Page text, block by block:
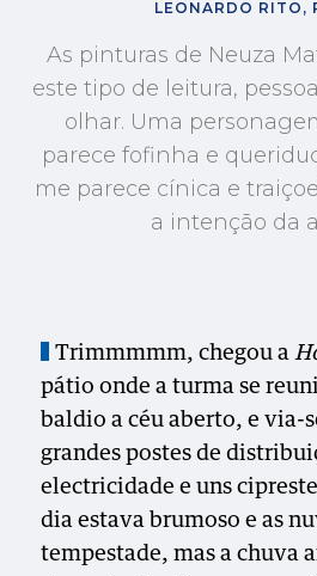
LEONARDO RITO,
As pinturas de Neuza
este tipo de leitura,
olhar. Uma
parece fofinha e
me parece cínica e
a intenção da
Trimmmmm, chegou a
pátio onde a turma se
baldio a céu aberto, e via-
grandes postes de
electricidade e uns
dia estava brumoso e as
tempestade, mas a chuva